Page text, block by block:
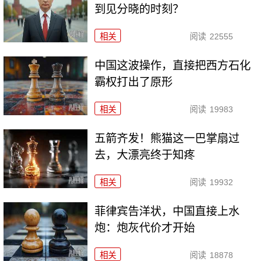
到见分晓的时刻？
相关 阅读 22555
中国这波操作，直接把西方石化
霸权打出了原形
相关 阅读 19983
五箭齐发！熊猫这一巴掌扇过
去，大漂亮终于知疼
相关 阅读 19932
菲律宾告洋状，中国直接上水
炮：炮灰代价才开始
相关 阅读 18878